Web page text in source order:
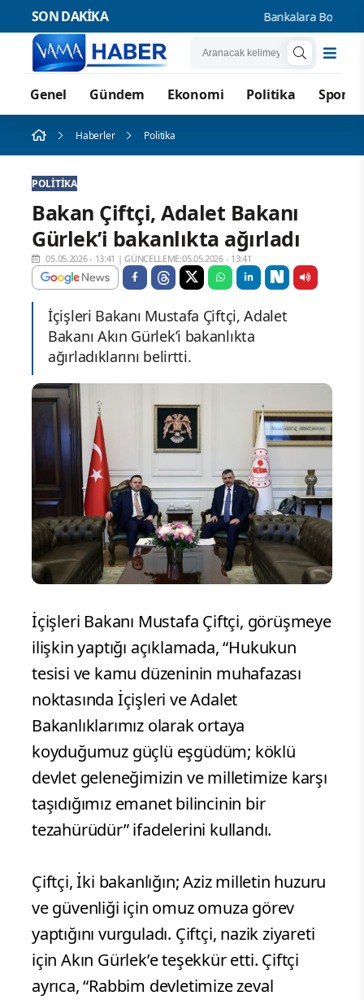
SON DAKİKA Bankalara Borçlu
Genel Gündem Ekonomi Politika Spor
Haberler Politika
POLITIKA
Bakan Çiftçi, Adalet Bakanı
Gürlek’i bakanlıkta ağırladı
05.05.2026 - 13:41 |GÜNCELLEME:05.05.2026 - 13:41
İçişleri Bakanı Mustafa Çiftçi, Adalet
Bakanı Akın Gürlek’i bakanlıkta
ağırladıklarını belirtti.
İçişleri Bakanı Mustafa Çiftçi, görüşmeye
ilişkin yaptığı açıklamada, “Hukukun
tesisi ve kamu düzeninin muhafazası
noktasında İçişleri ve Adalet
Bakanlıklarımız olarak ortaya
koyduğumuz güçlü eşgüdüm; köklü
devlet geleneğimizin ve milletimize karşı
taşıdığımız emanet bilincinin bir
tezahürüdür” ifadelerini kullandı.
Çiftçi, İki bakanlığın; Aziz milletin huzuru
ve güvenliği için omuz omuza görev
yaptığını vurguladı. Çiftçi, nazik ziyareti
için Akın Gürlek’e teşekkür etti. Çiftçi
ayrıca, “Rabbim devletimize zeval